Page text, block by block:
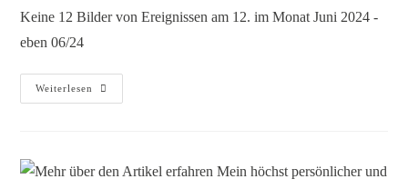
Keine 12 Bilder von Ereignissen am 12. im Monat Juni 2024 -
eben 06/24
Weiterlesen